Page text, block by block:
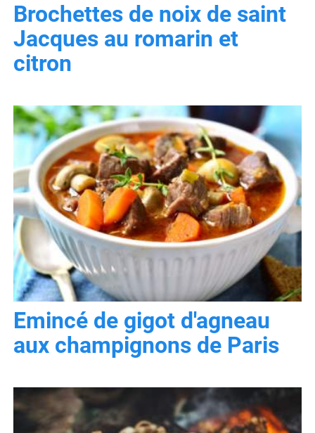
Brochettes de noix de saint
Jacques au romarin et
citron
Emincé de gigot d'agneau
aux champignons de Paris